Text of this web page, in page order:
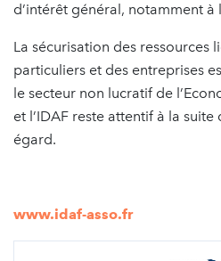
d’intérêt général, notamment à
La sécurisation des ressources
particuliers et des entreprises
le secteur non lucratif de
et l’IDAF reste attentif à la
égard.
www.idaf-asso.fr